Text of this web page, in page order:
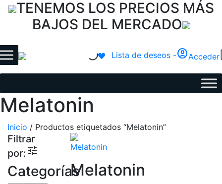
TENEMOS LOS PRECIOS MÁS
BAJOS DEL MERCADO
Lista de deseos -account_circleAcceder
Melatonin
Inicio / Productos etiquetados “Melatonin”
Filtrar
por:tune
CategoríasMelatonin